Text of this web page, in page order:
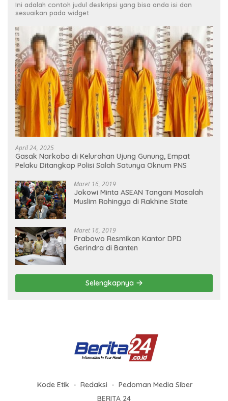
Ini adalah contoh judul deskripsi yang bisa anda isi dan
sesuaikan pada widget
April 24, 2025
Gasak Narkoba di Kelurahan Ujung Gunung, Empat
Pelaku Ditangkap Polisi Salah Satunya Oknum PNS
Maret 16, 2019
Jokowi Minta ASEAN Tangani Masalah
Muslim Rohingya di Rakhine State
Maret 16, 2019
Prabowo Resmikan Kantor DPD
Gerindra di Banten
Selengkapnya
Kode Etik Redaksi
Pedoman Media Siber
BERITA 24